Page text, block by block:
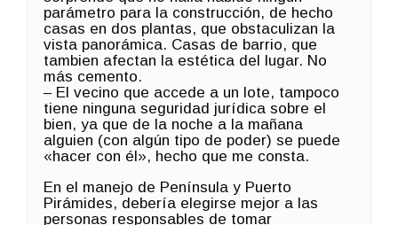
parámetro para la construcción, de hecho
casas en dos plantas, que obstaculizan la
vista panorámica. Casas de barrio, que
tambien afectan la estética del lugar. No
más cemento.
– El vecino que accede a un lote, tampoco
tiene ninguna seguridad jurídica sobre el
bien, ya que de la noche a la mañana
alguien (con algún tipo de poder) se puede
«hacer con él», hecho que me consta.
En el manejo de Península y Puerto
Pirámides, debería elegirse mejor a las
personas responsables de tomar